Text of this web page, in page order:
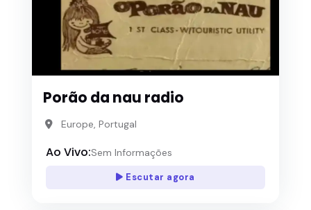
Porão da nau radio
Europe, Portugal
Ao Vivo:Sem Informações
Escutar agora